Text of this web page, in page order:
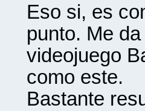
Eso si, es
punto. Me
videojuego
como este.
Bastante